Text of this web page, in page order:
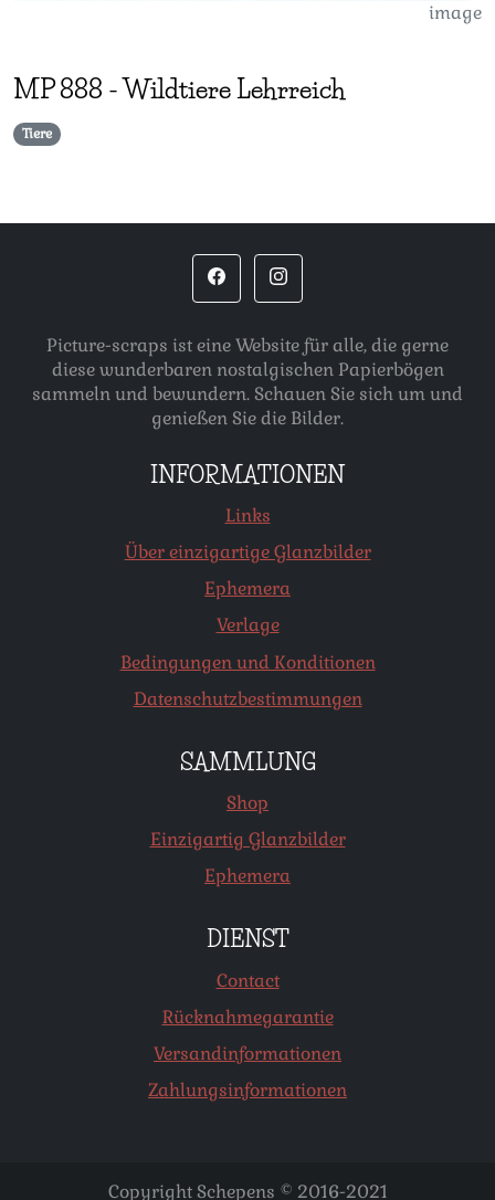
image
MP888 -Wildtiere Lehrreich
Tiere
Picture-scraps ist eine Website für alle, die gerne
diese wunderbaren nostalgischen Papierbögen
sammeln und bewundern. Schauen Sie sich um und
genießen Sie die Bilder.
INFORMATIONEN
Links
Über einzigartige Glanzbilder
Ephemera
Verlage
Bedingungen und Konditionen
Datenschutzbestimmungen
SAMMLUNG
Shop
Einzigartig Glanzbilder
Ephemera
DIENST
Contact
Rücknahmegarantie
Versandinformationen
Zahlungsinformationen
Copyright Schepens © 2016-2021